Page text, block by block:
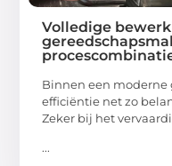
Volledige
Binnen een moderne
efficiëntie net zo
Zeker bij het
...